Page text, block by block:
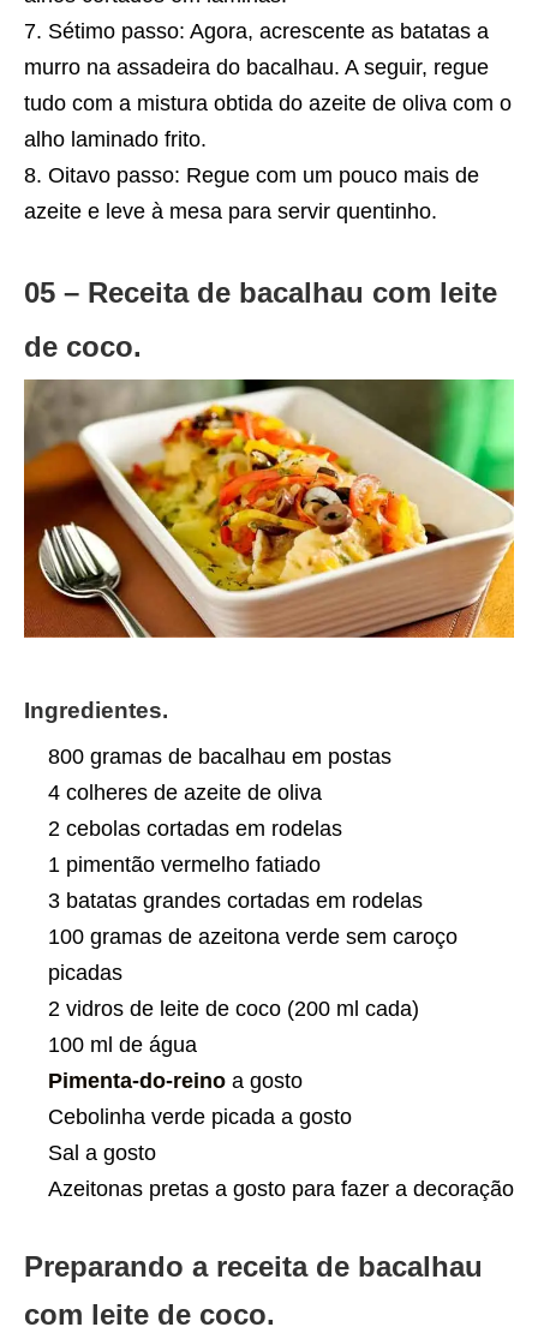
Sétimo passo: Agora, acrescente as batatas a
murro na assadeira do bacalhau. A seguir, regue
tudo com a mistura obtida do azeite de oliva com o
alho laminado frito.
Oitavo passo: Regue com um pouco mais de
azeite e leve à mesa para servir quentinho.
05 – Receita de bacalhau com leite
de coco.
Ingredientes.
800 gramas de bacalhau em postas
4 colheres de azeite de oliva
2 cebolas cortadas em rodelas
1 pimentão vermelho fatiado
3 batatas grandes cortadas em rodelas
100 gramas de azeitona verde sem caroço
picadas
2 vidros de leite de coco (200 ml cada)
100 ml de água
Pimenta-do-reino a gosto
Cebolinha verde picada a gosto
Sal a gosto
Azeitonas pretas a gosto para fazer a decoração
Preparando a receita de bacalhau
com leite de coco.